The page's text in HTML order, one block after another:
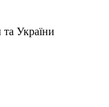
України